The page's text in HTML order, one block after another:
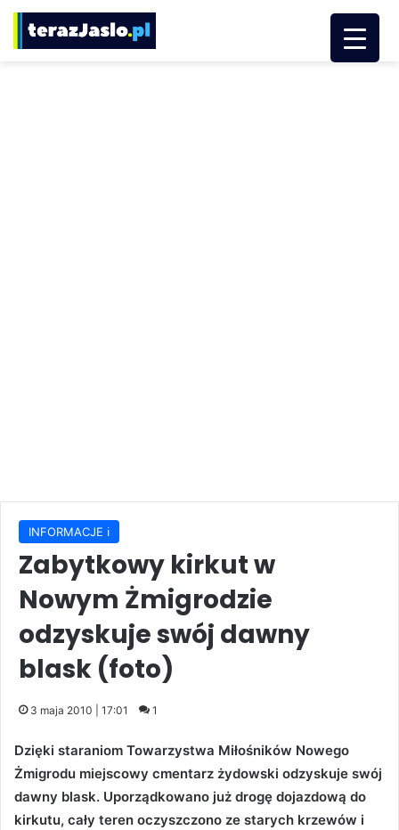
INFORMACJE ℹ️
Zabytkowy kirkut w
Nowym Żmigrodzie
odzyskuje swój dawny
blask (foto)
3 maja 2010 | 17:01 1
Dzięki staraniom Towarzystwa Miłośników Nowego
Żmigrodu miejscowy cmentarz żydowski odzyskuje swój
dawny blask. Uporządkowano już drogę dojazdową do
kirkutu, cały teren oczyszczono ze starych krzewów i